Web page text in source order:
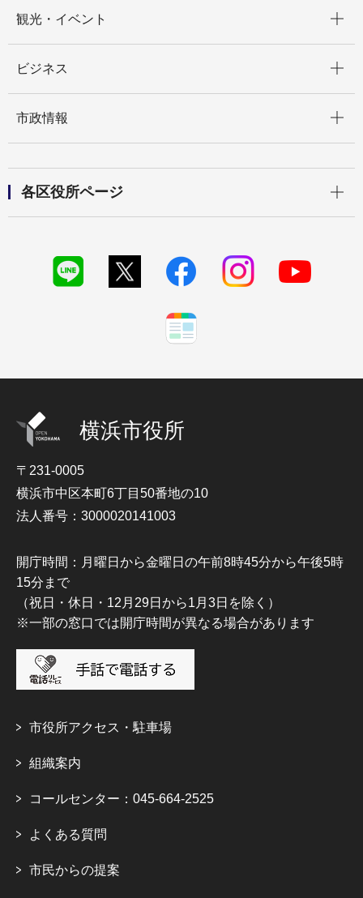
観光・イベント
ビジネス
市政情報
各区役所ページ
横浜市役所
〒231-0005
横浜市中区本町6丁目50番地の10
法人番号：3000020141003
開庁時間：月曜日から金曜日の午前8時45分から午後5時
15分まで
（祝日・休日・12月29日から1月3日を除く）
※一部の窓口では開庁時間が異なる場合があります
市役所アクセス・駐車場
組織案内
コールセンター：045-664-2525
よくある質問
市民からの提案